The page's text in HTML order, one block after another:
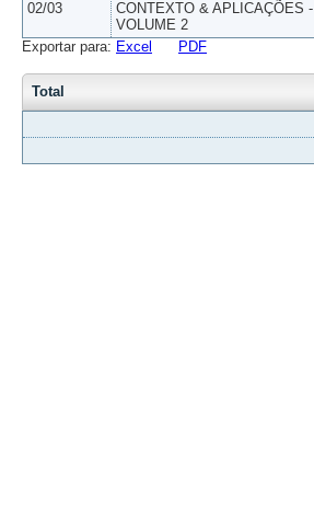
02/03
CONTEXTO & APLICAÇÕES -
VOLUME 2
Exportar para: Excel PDF
Total